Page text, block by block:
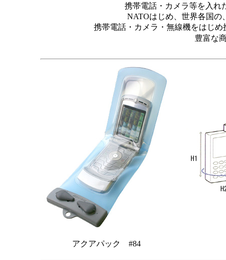
携帯電話・カメラ等を入れ
NATOはじめ、世界各国の
携帯電話・カメラ・無線機をはじ
豊富な
アクアパック #84